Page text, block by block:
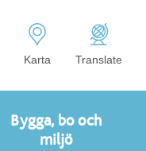
Karta Translate
Bygga, bo och
miljö